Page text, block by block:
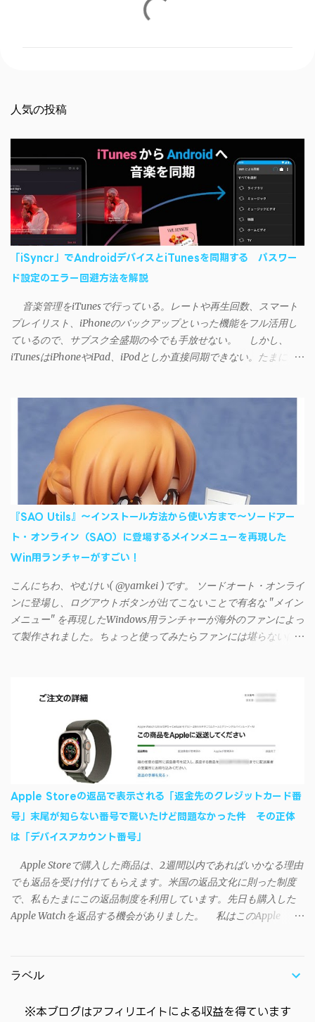
人気の投稿
「iSyncr」でAndroidデバイスとiTunesを同期する パスワー
ド設定のエラー回避方法を解説
音楽管理をiTunesで行っている。レートや再生回数、スマート
プレイリスト、iPhoneのバックアップといった機能をフル活用し
ているので、サブスク全盛期の今でも手放せない。 しかし、
iTunesはiPhoneやiPad、iPodとしか直接同期できない。たまに
ドパーティー製のアプリを PC と Androidデバイス それぞれにイン
ストールすれば、Wi-Fiや USB接続 を通じて同期できるようにな
る。私も 2012年頃にAndroidウォークマン を使い始めた頃から便
利に活用させてもらっていたのだが、2023年現在はiSyncrを使っ
て同期ができないという声を多数見かけるようになった。 具体
的には、PC側のiSyncrアプリで設定したパスワードをAndroidアプ
リに入力しようとすると、入力したパスワードが保存されず、い
つまでたっても再度入力を促されるというもの。 この不具合を
回避するには、次の手順が有効だ。 Androidデバイスの言語を英語
に設定する （念のため）再起動する iSyncrでパスワードを入力す
すれば完了 一度この手順を施せば、言語設定は日本語に戻して
もOKだ。これでWi-Fiを使った同期機能が使えるようになる。USB
接続による同期については、アプリに根本的な不具合が発生して
おり、現時点で使えないようだ。諦めよう。 今回の不具合につ
iSyncrを活用することで、Androidデバイスでもレート機能や再生
ートフォンに移行したい場合に役立つはずだ。
『SAO Utils』～インストール方法から使い方まで～ソードアー
ト・オンライン（SAO）に登場するメインメニューを再現した
Win用ランチャーがすごい！
こんにちわ、やむけい( @yamkei )です。 ソードオート・オンライ
ンに登場し、ログアウトボタンが出てこないことで有名な "メイン
メニュー" を再現したWindows用ランチャーが海外のファンによっ
て製作されました。ちょっと使ってみたらファンには堪らないほ
す・・・。カッコイイ！！ 開発ページ（英語） gpbeta.com - The
SAO Utilities Project – development log インストール（導入）手順
1. 開発ページ のDownloadsの項目から自分のOSにあったファイル
をダウンロードする。 Windows（Windows2000, XP, Vista, Win7,
Win8）に対応です。 （ ◆自分のパソコンが 32 ビット版か 64 ビッ
ト版かを確認したい ） 2.ダウンロードしたファイルを解凍後、
（自分はProgram Filesの中に移動させちゃいました）フォルダの
中にある SAO Utils.exe を実行。 3.アップデートがある場合は起動
時に知らせてくれるので、パッチをダウンロードしましょう。 ダ
て切り取り、先ほどダウンロードした SAO Utilsフォルダ へ貼り付
け、新しいファイルへ置き換えることで適用できます。 起動方法
と各種設定 アップデートが完了したら改めて SAO Utils.exe を起動
すると、アニメで見覚えのあるスプラッシュウィンドウがSEとと
（ランチャーの中からも可能です）簡単ですが日本語訳。（現在
できていなかったら？ 自動...
Apple Storeの返品で表示される「返金先のクレジットカード番
号」末尾が知らない番号で驚いたけど問題なかった件 その正体
は「デバイスアカウント番号」
Apple Storeで購入した商品は、2週間以内であればいかなる理由
でも返品を受け付けてもらえます。米国の返品文化に則った制度
で、私もたまにこの返品制度を利用しています。先日も購入した
Apple Watchを返品する機会がありました。 私はこのApple
が、返品状況が分かる概要ページには見覚えのないクレカ番号
ー部分参照）。 Apple Payのメインカードに登録しているクレカ
ラベル
※本ブログはアフィリエイトによる収益を得ています